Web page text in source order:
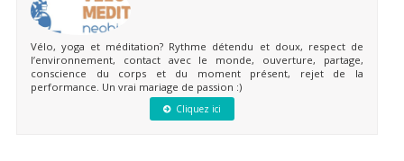
Vélo, yoga et méditation? Rythme détendu et doux, respect de
l’environnement, contact avec le monde, ouverture, partage,
conscience du corps et du moment présent, rejet de la
performance. Un vrai mariage de passion :)
Cliquez ici